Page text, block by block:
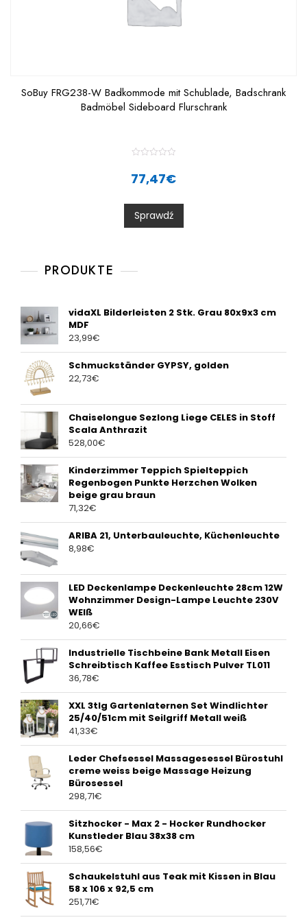
SoBuy FRG238-W Badkommode mit Schublade, Badschrank
Badmöbel Sideboard Flurschrank
t
0
o
u
t
77,47€
Sprawdź
PRODUKTE
vidaXL Bilderleisten 2 Stk. Grau 80x9x3 cm
MDF
23,99€
Schmuckständer GYPSY, golden
22,73€
Chaiselongue Sezlong Liege CELES in Stoff
Scala Anthrazit
528,00€
Kinderzimmer Teppich Spielteppich
Regenbogen Punkte Herzchen Wolken
beige grau braun
71,32€
ARIBA 21, Unterbauleuchte, Küchenleuchte
8,98€
LED Deckenlampe Deckenleuchte 28cm 12W
Wohnzimmer Design-Lampe Leuchte 230V
WEIß
20,66€
Industrielle Tischbeine Bank Metall Eisen
Schreibtisch Kaffee Esstisch Pulver TL011
36,78€
XXL 3tlg Gartenlaternen Set Windlichter
25/40/51cm mit Seilgriff Metall weiß
41,33€
Leder Chefsessel Massagesessel Bürostuhl
creme weiss beige Massage Heizung
Bürosessel
298,71€
Sitzhocker - Max 2 - Hocker Rundhocker
Kunstleder Blau 38x38 cm
158,56€
Schaukelstuhl aus Teak mit Kissen in Blau
58 x 106 x 92,5 cm
251,71€